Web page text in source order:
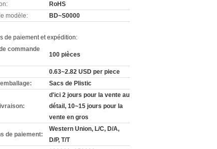
RoHS
modèle:
BD~S0000
de paiement et expédition:
commande
100 pièces
0.63~2.82 USD per piece
Sacs de Plistic
d'ici 2 jours pour la vente au
détail, 10~15 jours pour la
vente en gros
de paiement:
Western Union, L/C, D/A,
D/P, T/T